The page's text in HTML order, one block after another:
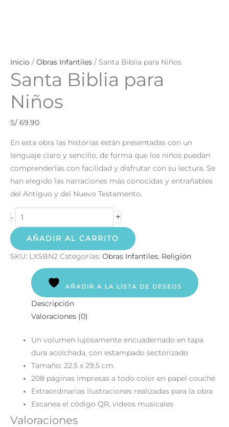
Inicio / Obras Infantiles / Santa Biblia para Niños
Santa Biblia para
Niños
S/ 69.90
En esta obra las historias están presentadas con un
lenguaje claro y sencillo, de forma que los niños puedan
comprenderlas con facilidad y disfrutar con su lectura. Se
han elegido las narraciones más conocidas y entrañables
del Antiguo y del Nuevo Testamento.
- +
AÑADIR AL CARRITO
SKU: LXSBN2 Categorías: Obras Infantiles, Religión
AÑADIR A LA LISTA DE DESEOS
Descripción
Valoraciones (0)
Un volumen lujosamente encuadernado en tapa
dura acolchada, con estampado sectorizado
Tamaño: 22.5 x 29.5 cm.
208 páginas impresas a todo color en papel couché
Extraordinarias ilustraciones realizadas para la obra
Escanea el código QR, videos musicales
Valoraciones